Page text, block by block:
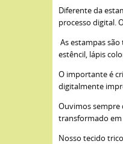
Diferente da
processo digital.
As estampas
estêncil, lápis
O importante é
digitalmente
Ouvimos sempre
transformado
Nosso tecido